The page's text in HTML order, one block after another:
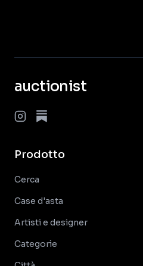
auctionist
Prodotto
Cerca
Case d'asta
Artisti e designer
Categorie